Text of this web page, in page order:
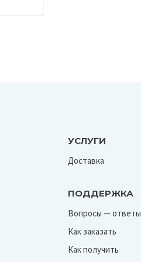
УСЛУГИ
Доставка
ПОДДЕРЖКА
Вопросы — ответы
Как заказать
Как получить